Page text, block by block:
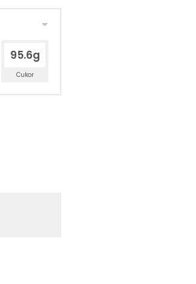
95.6g
Cukor